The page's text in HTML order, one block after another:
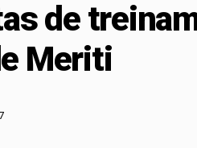
Alana Passos entra
Anthony Garotinho
Após decisão do
de
Meriti